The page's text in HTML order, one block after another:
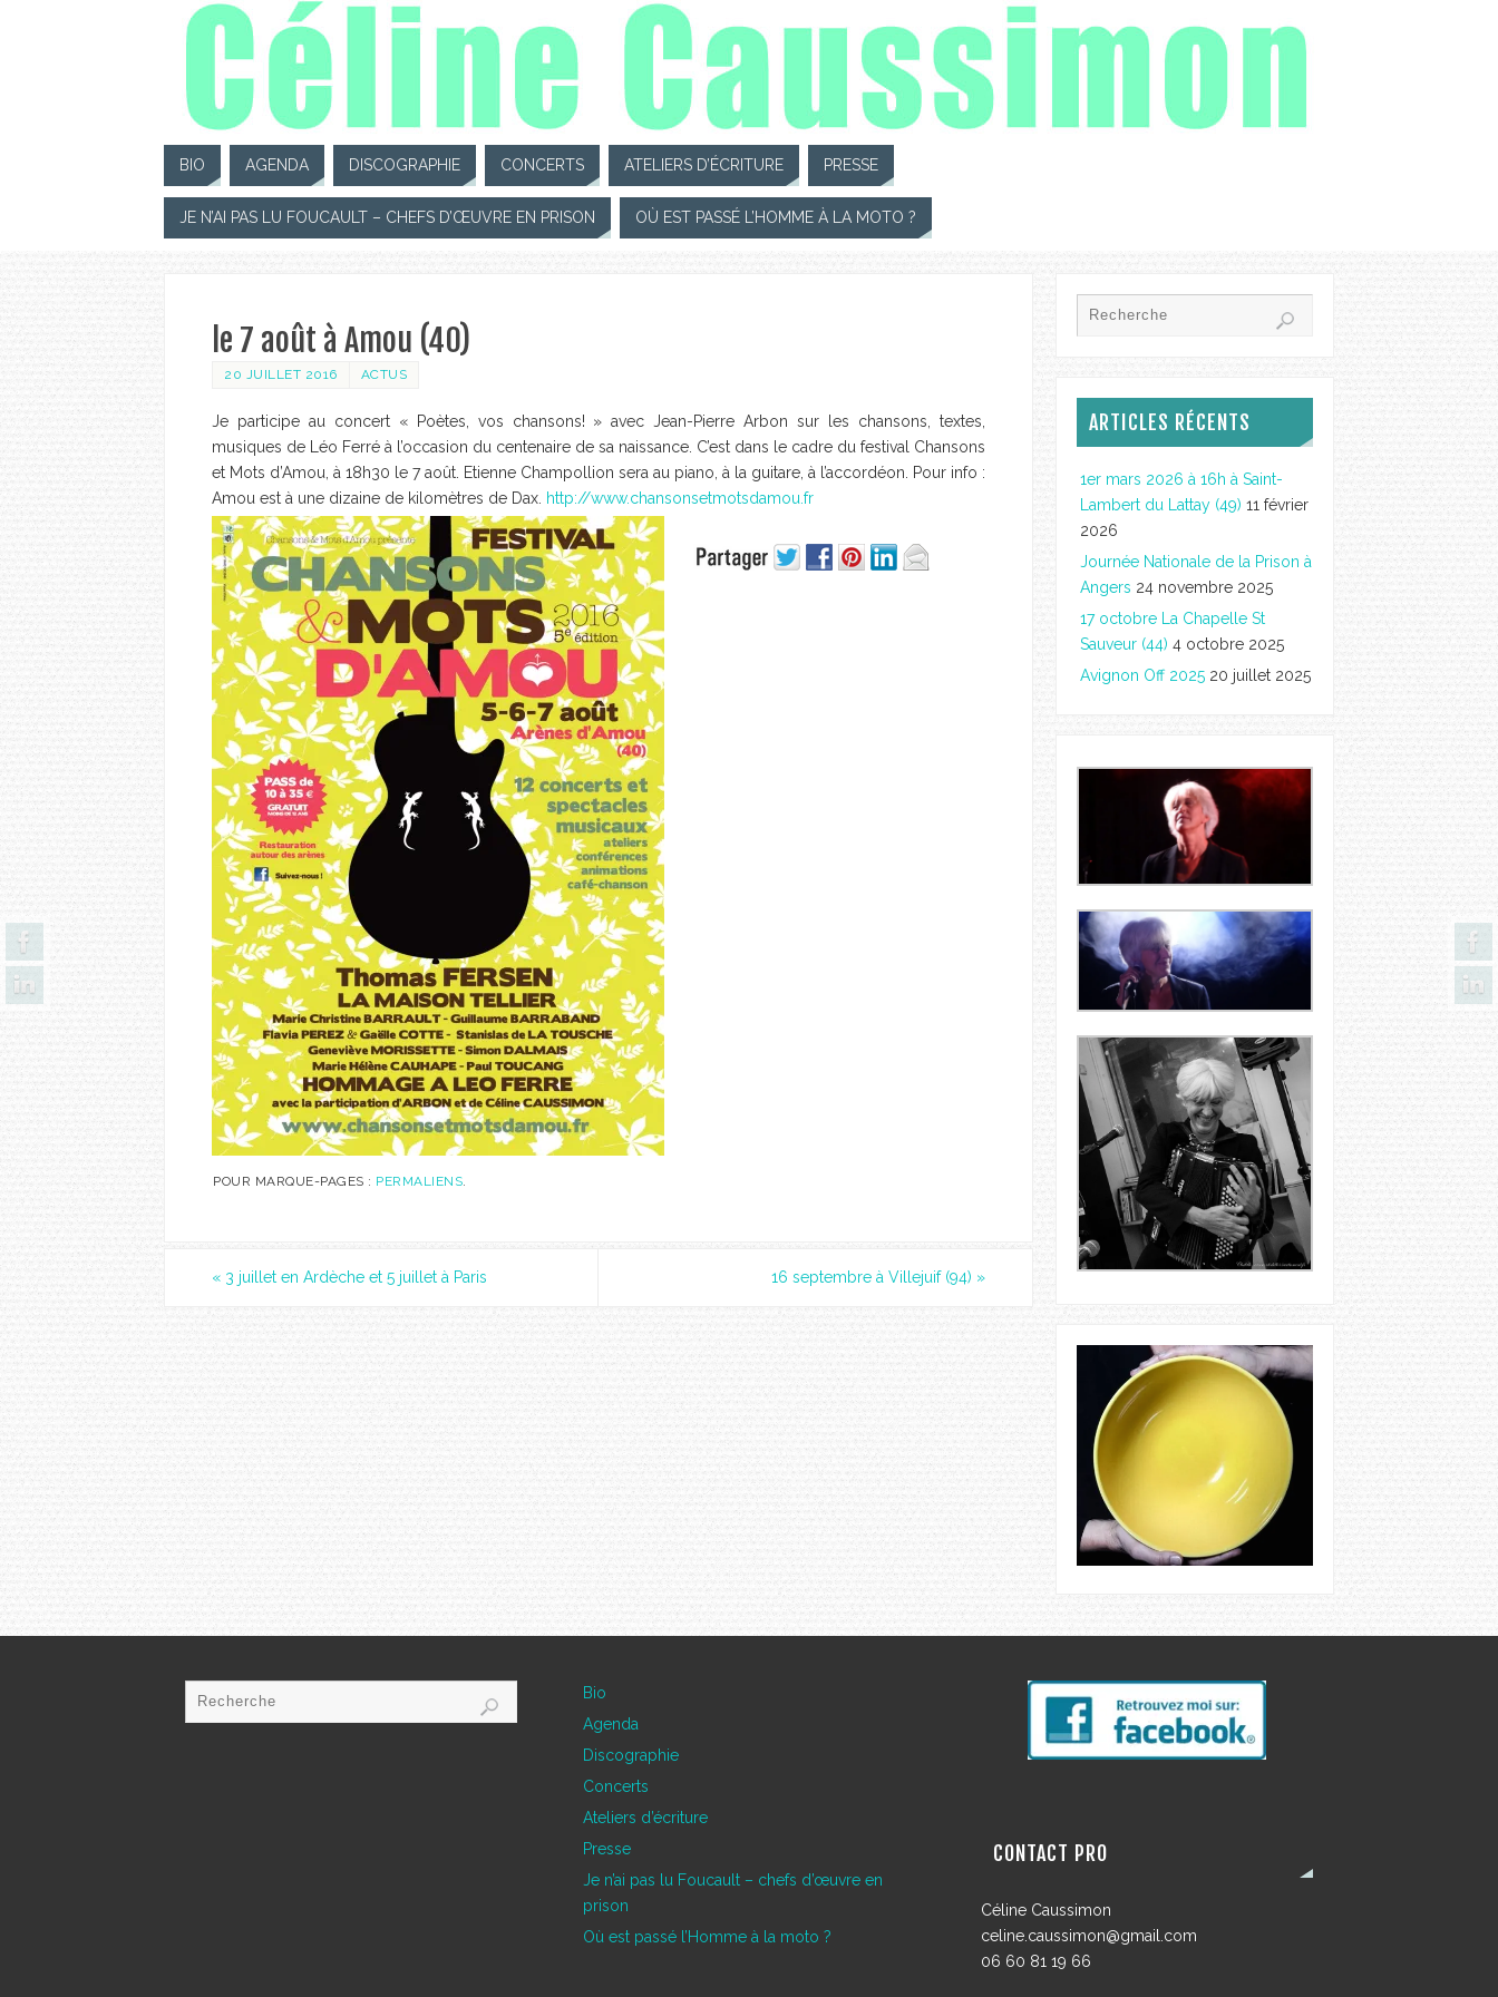
BIO AGENDA DISCOGRAPHIE CONCERTS ATELIERS D’ÉCRITURE PRESSE
JE N’AI PAS LU FOUCAULT – CHEFS D’ŒUVRE EN PRISON OÙ EST PASSÉ L’HOMME À LA MOTO ?
le 7 août à Amou (40)
20 JUILLET 2016 ACTUS
Je participe au concert « Poètes, vos chansons! » avec Jean-Pierre Arbon sur les chansons, textes,
musiques de Léo Ferré à l’occasion du centenaire de sa naissance. C’est dans le cadre du festival Chansons
et Mots d’Amou, à 18h30 le 7 août. Etienne Champollion sera au piano, à la guitare, à l’accordéon. Pour info :
Amou est à une dizaine de kilomètres de Dax. http://www.chansonsetmotsdamou.fr
POUR MARQUE-PAGES : PERMALIENS.
« 3 juillet en Ardèche et 5 juillet à Paris 16 septembre à Villejuif (94) »
ARTICLES RÉCENTS
1er mars 2026 à 16h à Saint-
Lambert du Lattay (49) 11 février
2026
Journée Nationale de la Prison à
Angers 24 novembre 2025
17 octobre La Chapelle St
Sauveur (44) 4 octobre 2025
Avignon Off 2025 20 juillet 2025
Bio
Agenda
Discographie
Concerts
Ateliers d’écriture
Presse
Je n’ai pas lu Foucault – chefs d’œuvre en
prison
Où est passé l’Homme à la moto ?
CONTACT PRO
Céline Caussimon
celine.caussimon@gmail.com
06 60 81 19 66